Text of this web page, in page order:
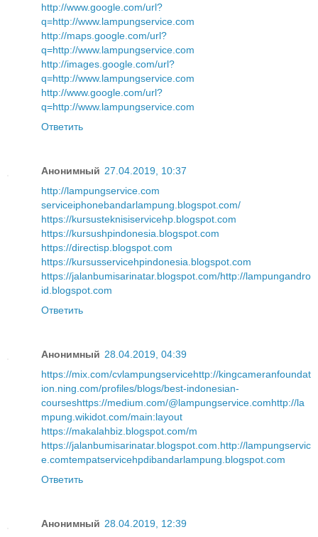
http://www.google.com/url?
q=http://www.lampungservice.com
http://maps.google.com/url?
q=http://www.lampungservice.com
http://images.google.com/url?
q=http://www.lampungservice.com
http://www.google.com/url?
q=http://www.lampungservice.com
Ответить
Анонимный 27.04.2019, 10:37
http://lampungservice.com
serviceiphonebandarlampung.blogspot.com/
https://kursusteknisiservicehp.blogspot.com
https://kursushpindonesia.blogspot.com
https://directisp.blogspot.com
https://kursusservicehpindonesia.blogspot.com
https://jalanbumisarinatar.blogspot.com/http://lampungandro
id.blogspot.com
Ответить
Анонимный 28.04.2019, 04:39
https://mix.com/cvlampungservicehttp://kingcameranfoundat
ion.ning.com/profiles/blogs/best-indonesian-
courseshttps://medium.com/@lampungservice.comhttp://la
mpung.wikidot.com/main:layout
https://makalahbiz.blogspot.com/m
https://jalanbumisarinatar.blogspot.com.http://lampungservic
e.comtempatservicehpdibandarlampung.blogspot.com
Ответить
Анонимный 28.04.2019, 12:39